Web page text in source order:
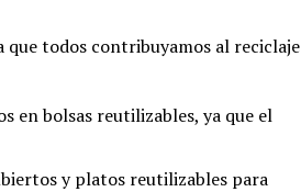
todos contribuyamos al reciclaje
en bolsas reutilizables, ya que el
y platos reutilizables para